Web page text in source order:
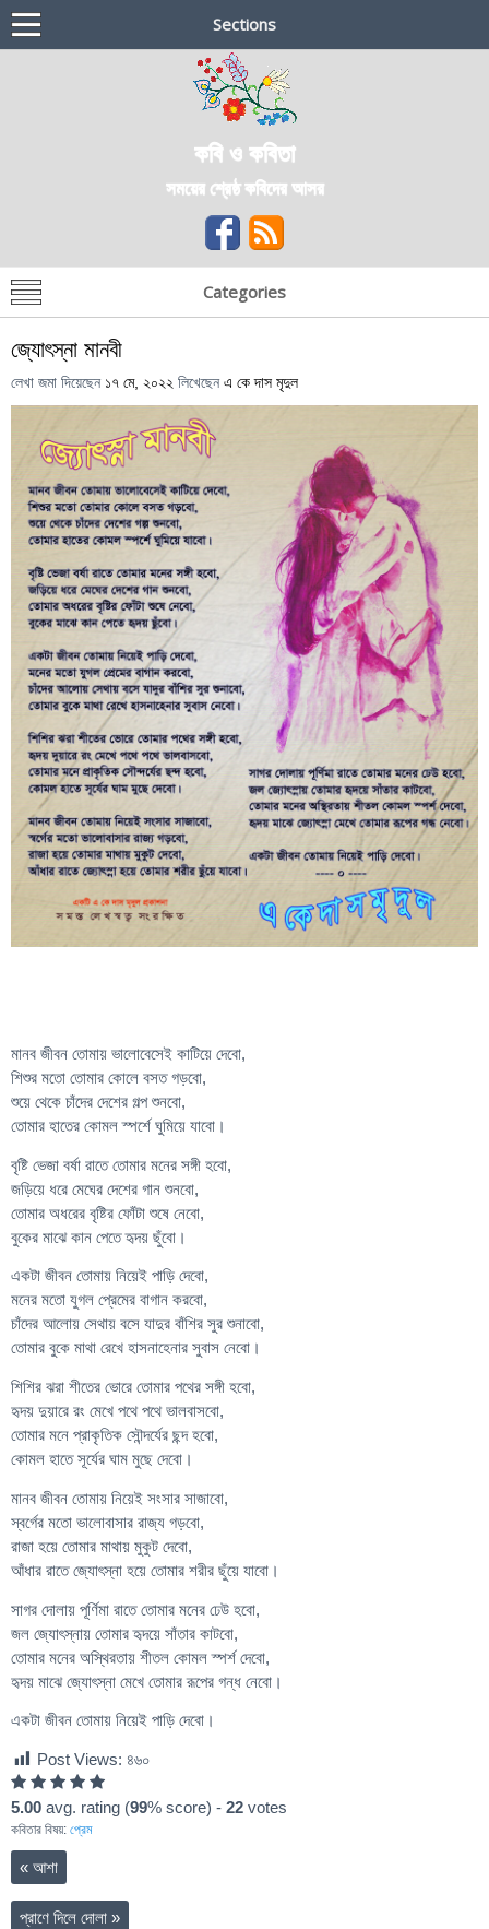
Sections
কবি ও কবিতা
সময়ের শ্রেষ্ঠ কবিদের আসর
Categories
জ্যোৎস্না মানবী
লেখা জমা দিয়েছেন ১৭ মে, ২০২২ লিখেছেন এ কে দাস মৃদুল
মানব জীবন তোমায় ভালোবেসেই কাটিয়ে দেবো,
শিশুর মতো তোমার কোলে বসত গড়বো,
শুয়ে থেকে চাঁদের দেশের গল্প শুনবো,
তোমার হাতের কোমল স্পর্শে ঘুমিয়ে যাবো।
বৃষ্টি ভেজা বর্ষা রাতে তোমার মনের সঙ্গী হবো,
জড়িয়ে ধরে মেঘের দেশের গান শুনবো,
তোমার অধরের বৃষ্টির ফোঁটা শুষে নেবো,
বুকের মাঝে কান পেতে হৃদয় ছুঁবো।
একটা জীবন তোমায় নিয়েই পাড়ি দেবো,
মনের মতো যুগল প্রেমের বাগান করবো,
চাঁদের আলোয় সেথায় বসে যাদুর বাঁশির সুর শুনাবো,
তোমার বুকে মাথা রেখে হাসনাহেনার সুবাস নেবো।
শিশির ঝরা শীতের ভোরে তোমার পথের সঙ্গী হবো,
হৃদয় দুয়ারে রং মেখে পথে পথে ভালবাসবো,
তোমার মনে প্রাকৃতিক সৌন্দর্যের ছন্দ হবো,
কোমল হাতে সূর্যের ঘাম মুছে দেবো।
মানব জীবন তোমায় নিয়েই সংসার সাজাবো,
স্বর্গের মতো ভালোবাসার রাজ্য গড়বো,
রাজা হয়ে তোমার মাথায় মুকুট দেবো,
আঁধার রাতে জ্যোৎস্না হয়ে তোমার শরীর ছুঁয়ে যাবো।
সাগর দোলায় পূর্ণিমা রাতে তোমার মনের ঢেউ হবো,
জল জ্যোৎস্নায় তোমার হৃদয়ে সাঁতার কাটবো,
তোমার মনের অস্থিরতায় শীতল কোমল স্পর্শ দেবো,
হৃদয় মাঝে জ্যোৎস্না মেখে তোমার রূপের গন্ধ নেবো।
একটা জীবন তোমায় নিয়েই পাড়ি দেবো।
Post Views: ৪৬০
5.00 avg. rating (99% score) - 22 votes
কবিতার বিষয়: প্রেম
« আশা
প্রাণে দিলে দোলা »